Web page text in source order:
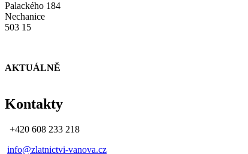
Palackého 184
Nechanice
503 15
AKTUÁLNĚ
Kontakty
+420 608 233 218
info@zlatnictvi-vanova.cz